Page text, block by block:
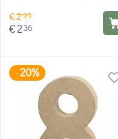
€295
€2 36
-20%